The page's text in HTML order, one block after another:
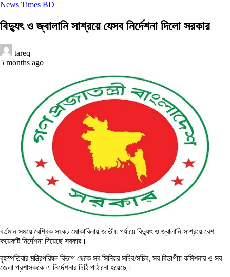
News Times BD
বিদ্যুৎ ও জ্বালানি সাশ্রয়ে যেসব নির্দেশনা দিলো সরকার
tareq
5 months ago
বর্তমান সময়ে বৈশ্বিক সংকট মোকাবিলায় জাতীয় পর্যায়ে বিদ্যুৎ ও জ্বালানি সাশ্রয়ে বেশ
কয়েকটি নির্দেশনা দিয়েছে সরকার।
বৃহস্পতিবার মন্ত্রিপরিষদ বিভাগ থেকে সব সিনিয়র সচিব/সচিব, সব বিভাগীয় কমিশনার ও সব
জেলা প্রশাসককে এ নির্দেশনার চিঠি পাঠানো হয়েছে।